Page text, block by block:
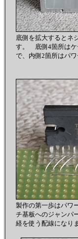
底側を拡大するとネ
す。 底側4箇所はケ
で、内側2箇所はパ
製作の第一歩はパワ
チ基板へのジャンパ
経を使う配線になり